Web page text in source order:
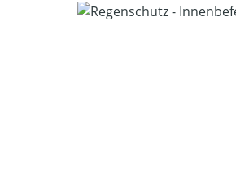
Bildergalerie überspringen